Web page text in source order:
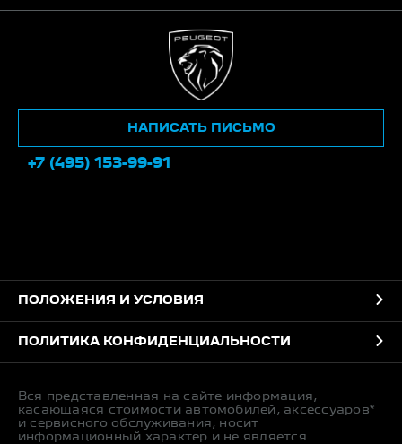
+7 (495) 153-99-91
НАПИСАТЬ ПИСЬМО
ПОЛОЖЕНИЯ И УСЛОВИЯ
ПОЛИТИКА КОНФИДЕНЦИАЛЬНОСТИ
Вся представленная на сайте информация,
касающаяся стоимости автомобилей, аксессуаров*
и сервисного обслуживания, носит
информационный характер и не является